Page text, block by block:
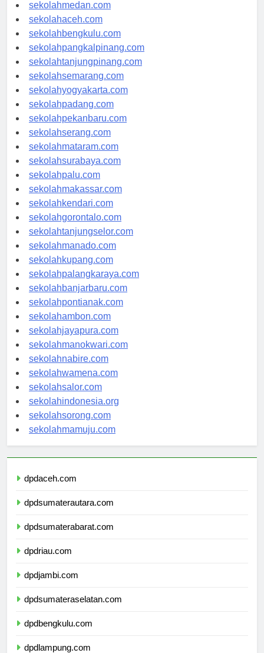
sekolahmedan.com
sekolahaceh.com
sekolahbengkulu.com
sekolahpangkalpinang.com
sekolahtanjungpinang.com
sekolahsemarang.com
sekolahyogyakarta.com
sekolahpadang.com
sekolahpekanbaru.com
sekolahserang.com
sekolahmataram.com
sekolahsurabaya.com
sekolahpalu.com
sekolahmakassar.com
sekolahkendari.com
sekolahgorontalo.com
sekolahtanjungselor.com
sekolahmanado.com
sekolahkupang.com
sekolahpalangkaraya.com
sekolahbanjarbaru.com
sekolahpontianak.com
sekolahambon.com
sekolahjayapura.com
sekolahmanokwari.com
sekolahnabire.com
sekolahwamena.com
sekolahsalor.com
sekolahindonesia.org
sekolahsorong.com
sekolahmamuju.com
dpdaceh.com
dpdsumaterautara.com
dpdsumaterabarat.com
dpdriau.com
dpdjambi.com
dpdsumateraselatan.com
dpdbengkulu.com
dpdlampung.com